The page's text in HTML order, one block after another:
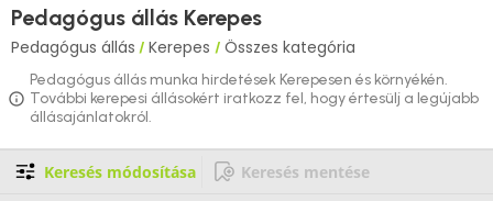
Pedagógus állás Kerepes
Pedagógus állás / Kerepes / Összes kategória
Pedagógus állás munka hirdetések Kerepesen és környékén.
További kerepesi állásokért iratkozz fel, hogy értesülj a legújabb
állásajánlatokról.
Keresés módosítása Keresés mentése